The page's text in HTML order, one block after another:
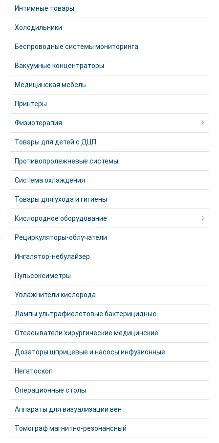
Интимные товары
Холодильники
Беспроводные системы мониторинга
Вакуумные концентраторы
Медицинская мебель
Принтеры
Физиотерапия
Товары для детей с ДЦП
Противопролежневые системы
Система охлаждения
Товары для ухода и гигиены
Кислородное оборудование
Рециркуляторы-облучатели
Ингалятор-небулайзер
Пульсоксиметры
Увлажнители кислорода
Лампы ультрафиолетовые бактерицидные
Отсасыватели хирургические медицинские
Дозаторы шприцевые и насосы инфузионные
Негатоскоп
Операционные столы
Аппараты для визуализации вен
Томограф магнитно-резонансный